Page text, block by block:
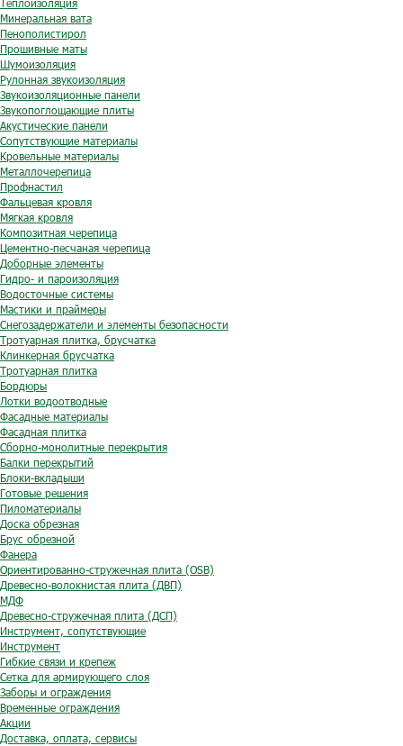
Теплоизоляция
Минеральная вата
Пенополистирол
Прошивные маты
Шумоизоляция
Рулонная звукоизоляция
Звукоизоляционные панели
Звукопоглощающие плиты
Акустические панели
Сопутствующие материалы
Кровельные материалы
Металлочерепица
Профнастил
Фальцевая кровля
Мягкая кровля
Композитная черепица
Цементно-песчаная черепица
Доборные элементы
Гидро- и пароизоляция
Водосточные системы
Мастики и праймеры
Снегозадержатели и элементы безопасности
Тротуарная плитка, брусчатка
Клинкерная брусчатка
Тротуарная плитка
Бордюры
Лотки водоотводные
Фасадные материалы
Фасадная плитка
Сборно-монолитные перекрытия
Балки перекрытий
Блоки-вкладыши
Готовые решения
Пиломатериалы
Доска обрезная
Брус обрезной
Фанера
Ориентированно-стружечная плита (OSB)
Древесно-волокнистая плита (ДВП)
МДФ
Древесно-стружечная плита (ДСП)
Инструмент, сопутствующие
Инструмент
Гибкие связи и крепеж
Сетка для армирующего слоя
Заборы и ограждения
Временные ограждения
Акции
Доставка, оплата, сервисы